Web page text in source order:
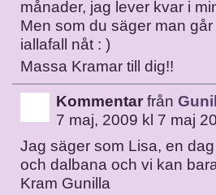
månader, jag lever kvar i
Men som du säger man
iallafall nåt : )
Massa Kramar till dig!!
Kommentar från
7 maj, 2009 kl 7 maj
Jag säger som Lisa, en
och dalbana och vi kan
Kram Gunilla